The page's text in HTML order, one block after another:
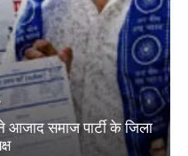
आजाद समाज पार्टी के जिला